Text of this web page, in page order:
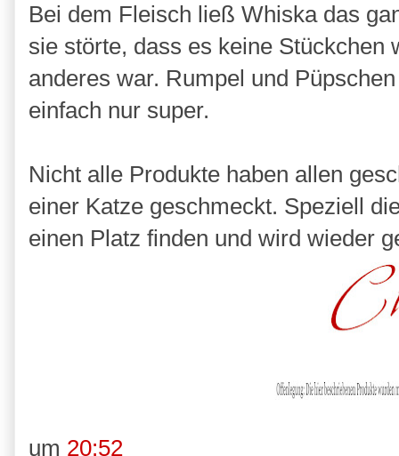
Bei dem Fleisch ließ Whiska das
sie störte, dass es keine Stückchen
anderes war. Rumpel und
einfach nur super.
Nicht alle Produkte haben allen
einer Katze geschmeckt. Speziell
einen Platz finden und wird wieder
um 20:52